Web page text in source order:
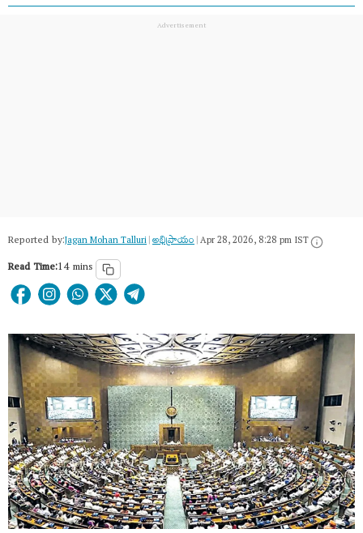
Reported by:Jagan Mohan Talluri|అభిప్రాయం|Apr 28, 2026, 8:28 pm IST
Read Time:14 mins